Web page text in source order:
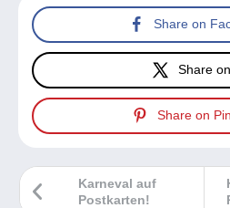
Share on
Share
Share on
Karneval auf
Postkarten!